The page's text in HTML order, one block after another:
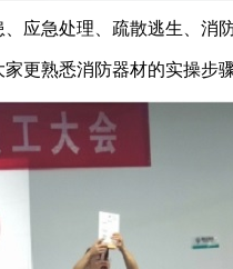
应急处理、疏散逃生、消
更熟悉消防器材的实操步